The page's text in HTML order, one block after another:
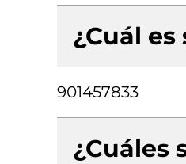
¿Cuál es
901457833
¿Cuáles